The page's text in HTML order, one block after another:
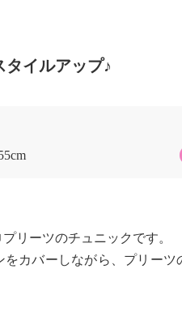
イルアップ♪
リーツのチュニックです。
をカバーしながら、プリーツ